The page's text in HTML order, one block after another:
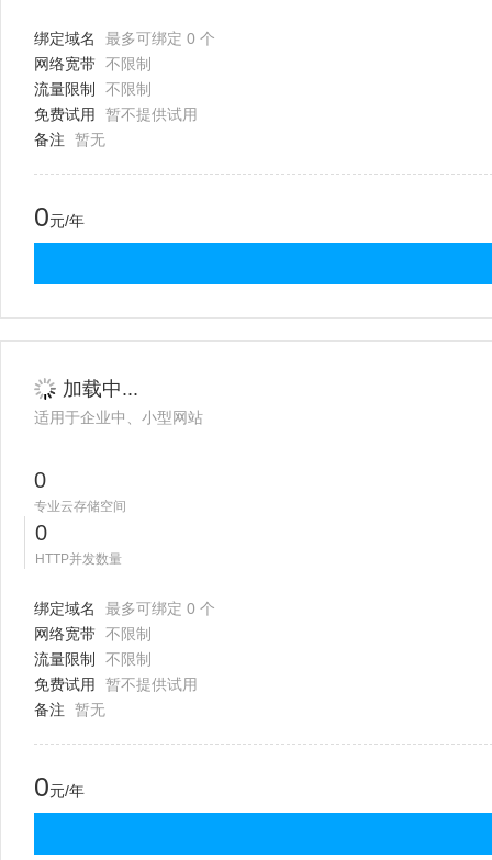
绑定域名
最多可绑定 0 个
网络宽带 不限制
流量限制
不限制
免费试用
暂不提供试用
备注
暂无
0元/年
加载中...
适用于企业中、小型网站
0
专业云存储空间
0
HTTP并发数量
绑定域名
最多可绑定 0 个
网络宽带 不限制
流量限制
不限制
免费试用
暂不提供试用
备注
暂无
0元/年